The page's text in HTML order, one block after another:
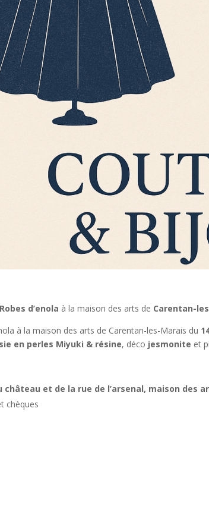
Robes d’enola à la maison des arts de Carentan-
à la maison des arts de Carentan-les-Marais du
en perles Miyuki & résine, déco jesmonite et
château et de la rue de l’arsenal, maison des
chèques